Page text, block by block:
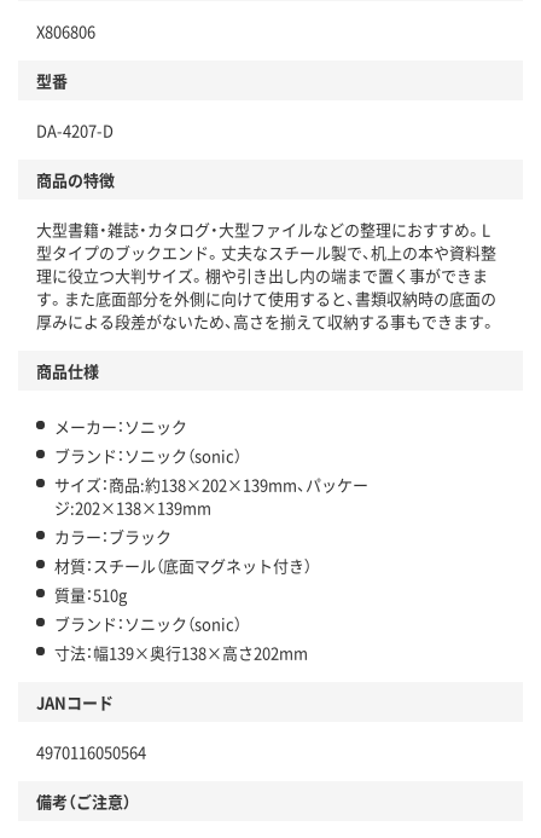
X806806
型番
DA-4207-D
商品の特徴
大型書籍・雑誌・カタログ・大型ファイルなどの整理におすすめ。L
型タイプのブックエンド。丈夫なスチール製で、机上の本や資料整
理に役立つ大判サイズ。棚や引き出し内の端まで置く事ができま
す。また底面部分を外側に向けて使用すると、書類収納時の底面の
厚みによる段差がないため、高さを揃えて収納する事もできます。
商品仕様
メーカー：ソニック
ブランド：ソニック（sonic）
サイズ：商品:約138×202×139mm、パッケー
ジ:202×138×139mm
カラー：ブラック
材質：スチール（底面マグネット付き）
質量：510g
ブランド：ソニック（sonic）
寸法：幅139×奥行138×高さ202mm
JANコード
4970116050564
備考（ご注意）